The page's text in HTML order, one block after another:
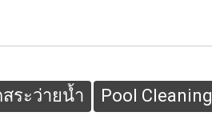
ระว่ายน้ำ Pool Cleaning